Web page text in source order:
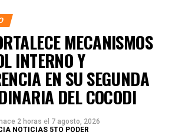
MECANISMOS
INTERNO Y
EN SU SEGUNDA
DEL COCODI
hace 2 horas el 7 agosto, 2026
NOTICIAS 5TO PODER